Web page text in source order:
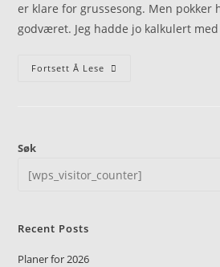
er klare for grussesong. Men pokker
godværet. Jeg hadde jo kalkulert
Fortsett Å Lese
Søk
Recent Posts
Planer for 2026